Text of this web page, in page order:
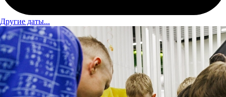
Другие даты...